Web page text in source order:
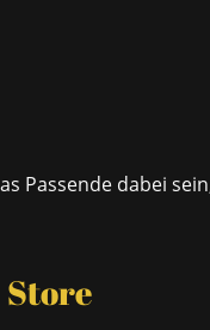
Passende dabei
Store